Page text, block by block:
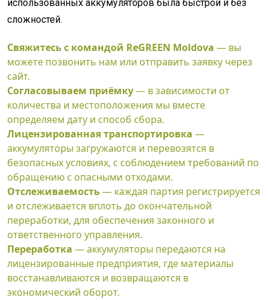
использованных аккумуляторов была быстрой и без
сложностей.
Свяжитесь с командой ReGREEN Moldova — вы
можете позвонить нам или отправить заявку через
сайт.
Согласовываем приёмку— в зависимости от
количества и местоположения мы вместе
определяем дату и способ сбора.
Лицензированная транспортировка —
аккумуляторы загружаются и перевозятся в
безопасных условиях, с соблюдением требований по
обращению с опасными отходами.
Отслеживаемость— каждая партия регистрируется
и отслеживается вплоть до окончательной
переработки, для обеспечения законного и
ответственного управления.
Переработка — аккумуляторы передаются на
лицензированные предприятия, где материалы
восстанавливаются и возвращаются в
экономический оборот.